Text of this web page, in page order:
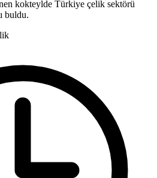
kokteylde Türkiye çelik sektörü
buldu.